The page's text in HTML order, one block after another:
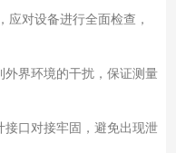
应对设备进行全面检查，
界环境的干扰，保证测量
口对接牢固，避免出现泄